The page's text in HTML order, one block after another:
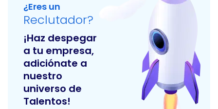
¿Eres un
Reclutador?
¡Haz despegar
a tu empresa,
adiciónate a
nuestro
universo de
Talentos!